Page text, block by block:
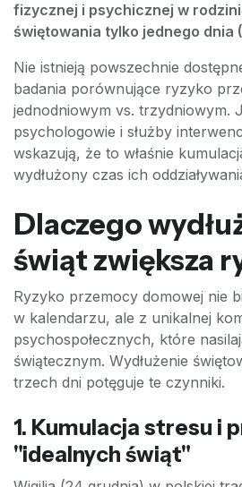
fizycznej i psychicznej w
świętowania tylko jednego dnia
Nie istnieją powszechnie
badania porównujące ryzyko
jednodniowym vs. trzydniowym.
psychologowie i służby
wskazują, że to właśnie
wydłużony czas ich
Dlaczego
świąt zwiększa
Ryzyko przemocy domowej nie
w kalendarzu, ale z unikalnej
psychospołecznych, które
świątecznym. Wydłużenie
trzech dni potęguje te czynniki.
1. Kumulacja stresu i
"idealnych świąt"